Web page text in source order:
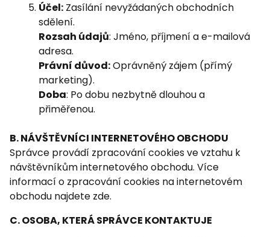
Účel: Zasílání nevyžádaných obchodních
sdělení.
Rozsah údajů: Jméno, příjmení a e-mailová
adresa.
Právní důvod:Oprávněný zájem (přímý
marketing).
Doba: Po dobu nezbytně dlouhou a
přiměřenou.
B. NÁVŠTĚVNÍCI INTERNETOVÉHO OBCHODU
Správce provádí zpracování cookies ve vztahu k
návštěvníkům internetového obchodu. Více
informací o zpracování cookies na internetovém
obchodu najdete zde.
C. OSOBA, KTERÁ SPRÁVCE KONTAKTUJE